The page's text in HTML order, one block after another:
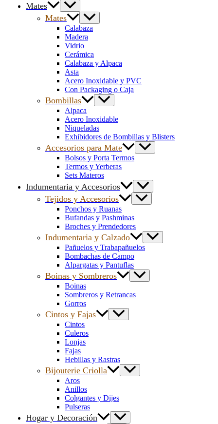
Mates
Mates
Calabaza
Madera
Vidrio
Cerámica
Calabaza y Alpaca
Asta
Acero Inoxidable y PVC
Con Packaging o Caja
Bombillas
Alpaca
Acero Inoxidable
Niqueladas
Exhibidores de Bombillas y Blisters
Accesorios para Mate
Bolsos y Porta Termos
Termos y Yerberas
Sets Materos
Indumentaria y Accesorios
Tejidos y Accesorios
Ponchos y Ruanas
Bufandas y Pashminas
Broches y Prendedores
Indumentaria y Calzado
Pañuelos y Trabapañuelos
Bombachas de Campo
Alpargatas y Pantuflas
Boinas y Sombreros
Boinas
Sombreros y Retrancas
Gorros
Cintos y Fajas
Cintos
Culeros
Lonjas
Fajas
Hebillas y Rastras
Bijouterie Criolla
Aros
Anillos
Colgantes y Dijes
Pulseras
Hogar y Decoración